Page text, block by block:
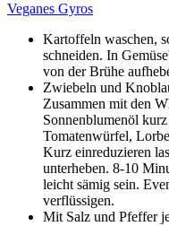
Veganes Gyros
Kartoffeln waschen,
schneiden. In
von der Brühe
Zwiebeln und
Zusammen mit den
Sonnenblumenöl
Tomatenwürfel,
Kurz einreduzieren
unterheben. 8-10
leicht sämig sein.
verflüssigen.
Mit Salz und Pfeffer